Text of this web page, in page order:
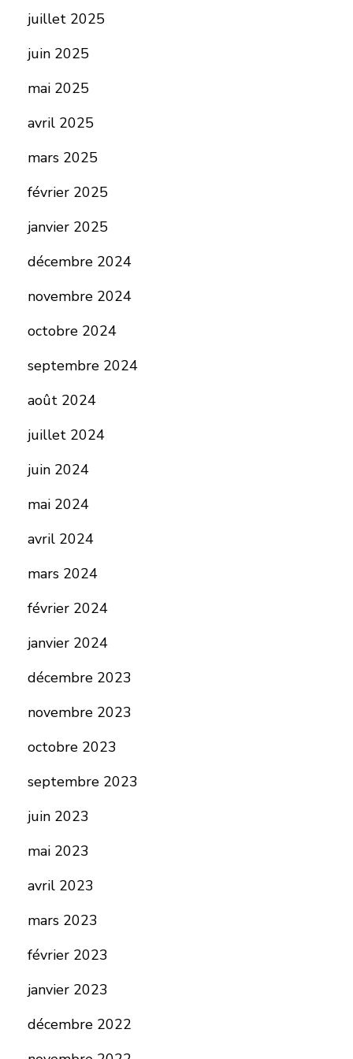
juillet 2025
juin 2025
mai 2025
avril 2025
mars 2025
février 2025
janvier 2025
décembre 2024
novembre 2024
octobre 2024
septembre 2024
août 2024
juillet 2024
juin 2024
mai 2024
avril 2024
mars 2024
février 2024
janvier 2024
décembre 2023
novembre 2023
octobre 2023
septembre 2023
juin 2023
mai 2023
avril 2023
mars 2023
février 2023
janvier 2023
décembre 2022